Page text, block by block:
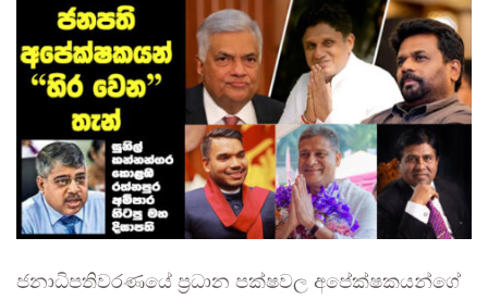
ජනාධිපතිවරණයේ ප්‍රධාන පක්ෂවල අපේක්ෂකයන්ගේ